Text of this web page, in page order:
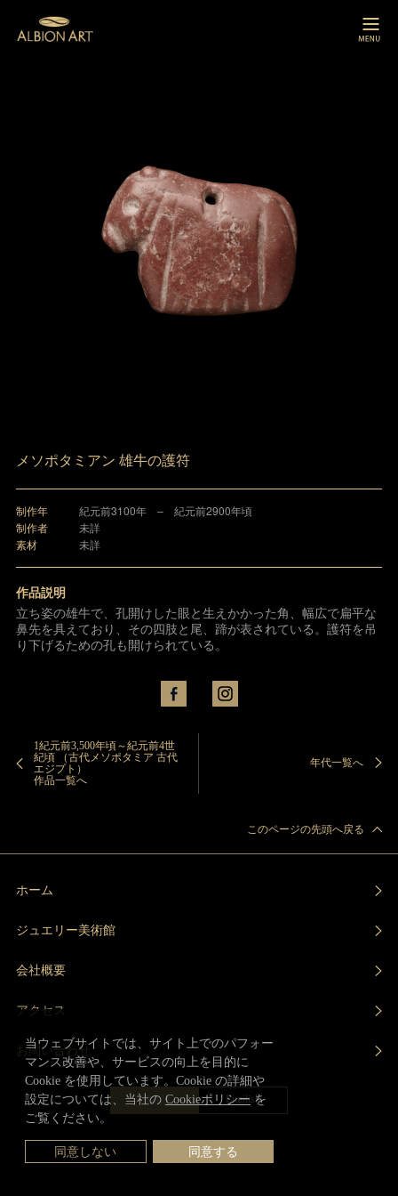
メソポタミアン 雄牛の護符
制作年
紀元前3100年 – 紀元前2900年頃
制作者
未詳
素材
未詳
作品説明
立ち姿の雄牛で、孔開けした眼と生えかかった角、幅広で扁平な
鼻先を具えており、その四肢と尾、蹄が表されている。護符を吊
り下げるための孔も開けられている。
1紀元前3,500年頃～紀元前4世
紀頃 （古代メソポタミア 古代
エジプト）
作品一覧へ
年代一覧へ
このページの先頭へ戻る
ホーム
ジュエリー美術館
会社概要
アクセス
お問い合わせ
日本語 Engilish
© ALBION ART
当ウェブサイトでは、サイト上でのパフォー
マンス改善や、サービスの向上を目的に
Cookie を使用しています。Cookie の詳細や
設定については、当社の Cookieポリシーを
ご覧ください。
同意しない 同意する